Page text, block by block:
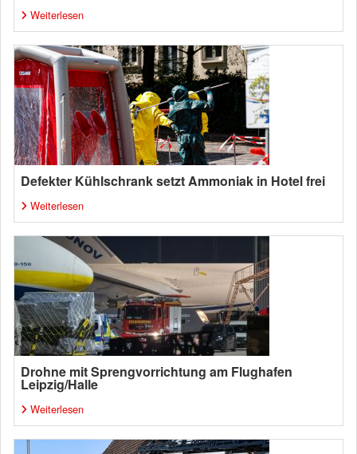
Weiterlesen
Defekter Kühlschrank setzt Ammoniak in Hotel frei
Weiterlesen
Drohne mit Sprengvorrichtung am Flughafen
Leipzig/Halle
Weiterlesen